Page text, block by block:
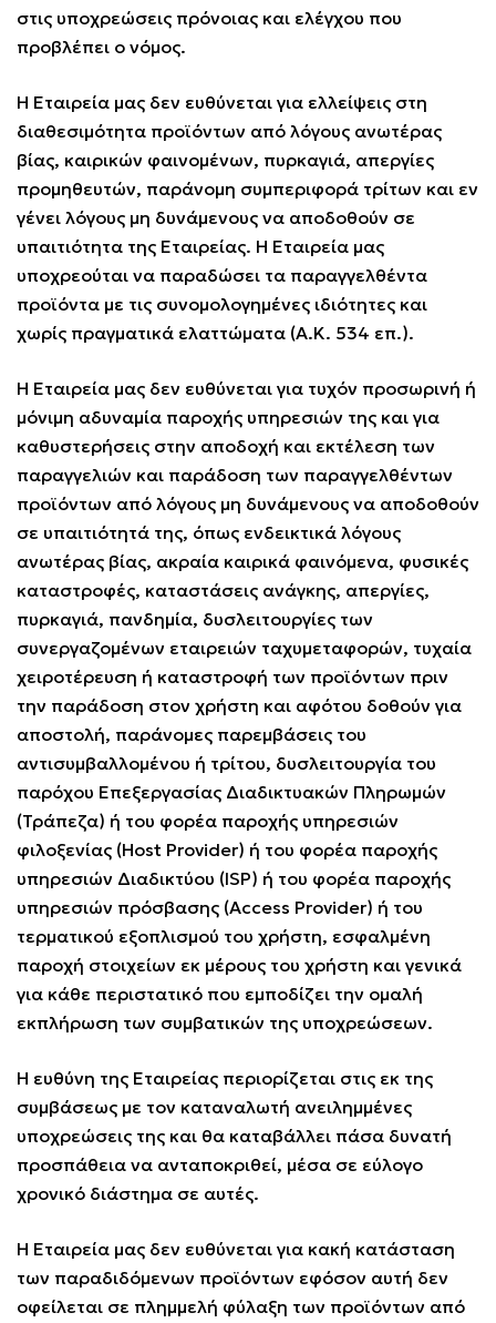
στις υποχρεώσεις πρόνοιας και ελέγχου που
προβλέπει ο νόμος.
Η Εταιρεία μας δεν ευθύνεται για ελλείψεις στη
διαθεσιμότητα προϊόντων από λόγους ανωτέρας
βίας, καιρικών φαινομένων, πυρκαγιά, απεργίες
προμηθευτών, παράνομη συμπεριφορά τρίτων και εν
γένει λόγους μη δυνάμενους να αποδοθούν σε
υπαιτιότητα της Εταιρείας. Η Εταιρεία μας
υποχρεούται να παραδώσει τα παραγγελθέντα
προϊόντα με τις συνομολογημένες ιδιότητες και
χωρίς πραγματικά ελαττώματα (Α.Κ. 534 επ.).
Η Εταιρεία μας δεν ευθύνεται για τυχόν προσωρινή ή
μόνιμη αδυναμία παροχής υπηρεσιών της και για
καθυστερήσεις στην αποδοχή και εκτέλεση των
παραγγελιών και παράδοση των παραγγελθέντων
προϊόντων από λόγους μη δυνάμενους να αποδοθούν
σε υπαιτιότητά της, όπως ενδεικτικά λόγους
ανωτέρας βίας, ακραία καιρικά φαινόμενα, φυσικές
καταστροφές, καταστάσεις ανάγκης, απεργίες,
πυρκαγιά, πανδημία, δυσλειτουργίες των
συνεργαζομένων εταιρειών ταχυμεταφορών, τυχαία
χειροτέρευση ή καταστροφή των προϊόντων πριν
την παράδοση στον χρήστη και αφότου δοθούν για
αποστολή, παράνομες παρεμβάσεις του
αντισυμβαλλομένου ή τρίτου, δυσλειτουργία του
παρόχου Επεξεργασίας Διαδικτυακών Πληρωμών
(Τράπεζα) ή του φορέα παροχής υπηρεσιών
φιλοξενίας (Host Provider) ή του φορέα παροχής
υπηρεσιών Διαδικτύου (ISP) ή του φορέα παροχής
υπηρεσιών πρόσβασης (Access Provider) ή του
τερματικού εξοπλισμού του χρήστη, εσφαλμένη
παροχή στοιχείων εκ μέρους του χρήστη και γενικά
για κάθε περιστατικό που εμποδίζει την ομαλή
εκπλήρωση των συμβατικών της υποχρεώσεων.
Η ευθύνη της Εταιρείας περιορίζεται στις εκ της
συμβάσεως με τον καταναλωτή ανειλημμένες
υποχρεώσεις της και θα καταβάλλει πάσα δυνατή
προσπάθεια να ανταποκριθεί, μέσα σε εύλογο
χρονικό διάστημα σε αυτές.
Η Εταιρεία μας δεν ευθύνεται για κακή κατάσταση
των παραδιδόμενων προϊόντων εφόσον αυτή δεν
οφείλεται σε πλημμελή φύλαξη των προϊόντων από